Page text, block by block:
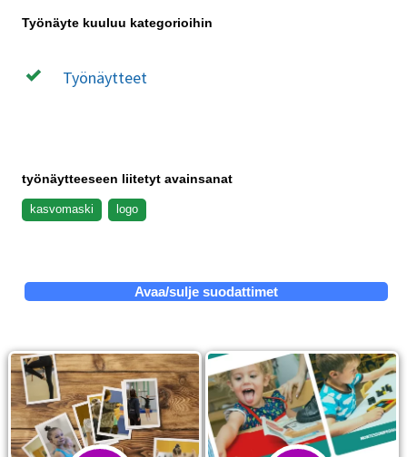
Työnäyte kuuluu kategorioihin
Työnäytteet
työnäytteeseen liitetyt avainsanat
kasvomaski logo
Avaa/sulje suodattimet